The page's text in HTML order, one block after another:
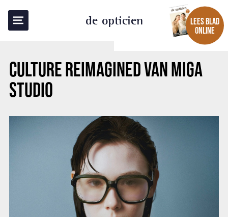
de opticien
LEES BLAD
ONLINE
CULTURE REIMAGINED VAN MIGA
STUDIO
TERUG NAAR OVERZICHT